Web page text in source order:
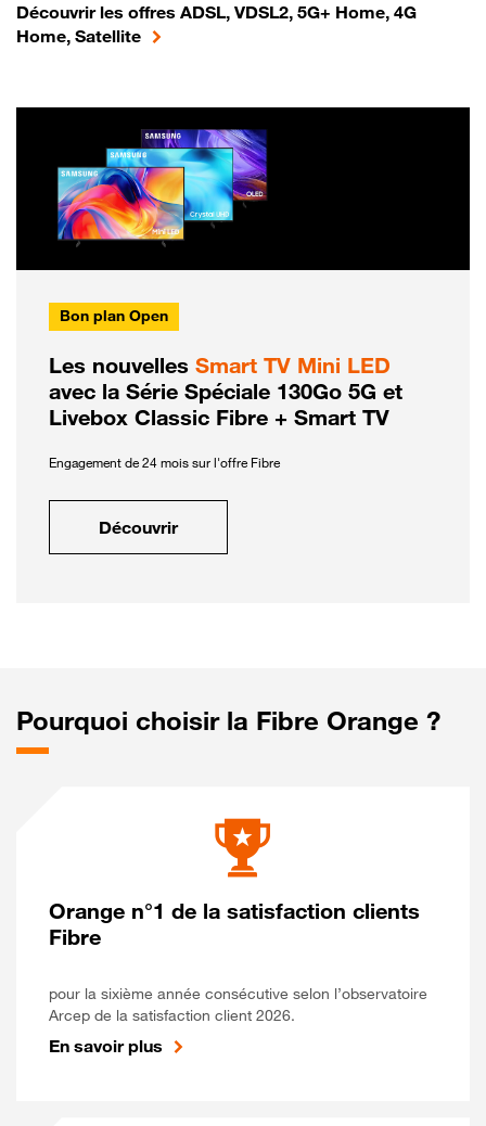
Découvrir les offres ADSL, VDSL2, 5G+ Home, 4G
Home, Satellite
Bon plan Open
Les nouvelles Smart TV Mini LED
avec la Série Spéciale 130Go 5G et
Livebox Classic Fibre + Smart TV
Engagement de 24 mois sur l'offre Fibre
Découvrir
Pourquoi choisir la Fibre Orange ?
Orange n°1 de la satisfaction clients
Fibre
pour la sixième année consécutive selon l’observatoire
Arcep de la satisfaction client 2026.
En savoir plus